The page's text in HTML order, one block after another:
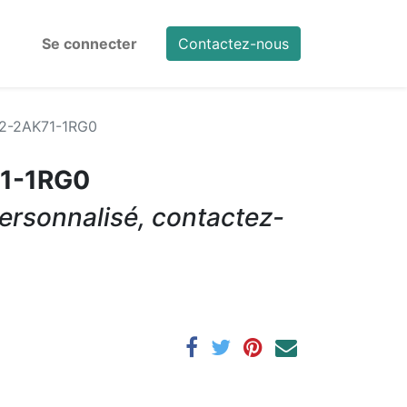
Se connecter Contactez-nous
2AK71-1RG0
1RG0
contactez-